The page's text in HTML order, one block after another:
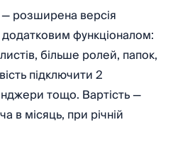
— розширена версія
функціоналом:
більше ролей, папок,
підключити 2
тощо. Вартість —
в місяць, при річній